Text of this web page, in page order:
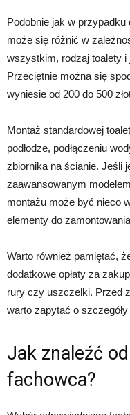
Podobnie jak w
może się różnić w
wszystkim, rodzaj toalety i
Przeciętnie można się
wyniesie od 200 do 500
Montaż standardowej
podłodze, podłączeniu
zbiornika na ścianie. Jeśli
zaawansowanym
montażu może być nieco
elementy do
Warto również pamiętać,
dodatkowe opłaty za
rury czy uszczelki. Przed
warto zapytać o
Jak znaleźć
fachowca?